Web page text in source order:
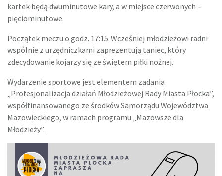
kartek będą dwuminutowe kary, a w miejsce czerwonych –
pięciominutowe.
Początek meczu o godz. 17:15. Wcześniej młodzieżowi radni
wspólnie z urzędniczkami zaprezentują taniec, który
zdecydowanie kojarzy się ze świętem piłki nożnej.
Wydarzenie sportowe jest elementem zadania
„Profesjonalizacja działań Młodzieżowej Rady Miasta Płocka”,
współfinansowanego ze środków Samorządu Województwa
Mazowieckiego, w ramach programu „Mazowsze dla
Młodzieży”.